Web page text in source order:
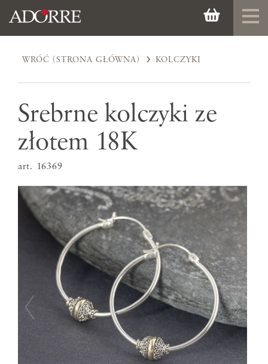
WRÓĆ (STRONA GŁÓWNA) KOLCZYKI
Srebrne kolczyki ze
złotem 18K
art. 16369